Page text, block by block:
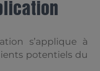
s’applique à
potentiels du